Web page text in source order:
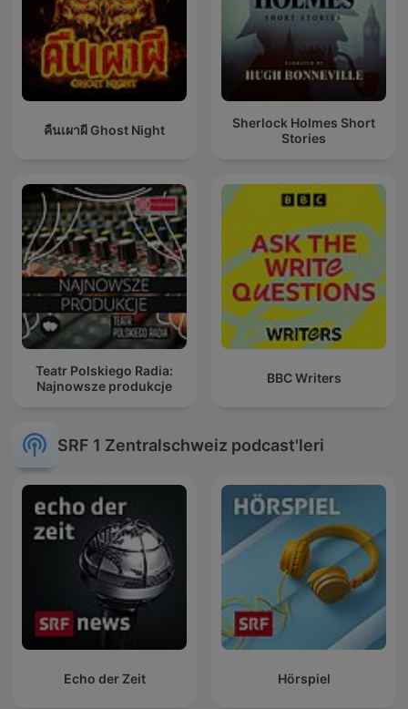
คืนเผาผี Ghost Night
Sherlock Holmes Short
Stories
Teatr Polskiego Radia:
Najnowsze produkcje
BBC Writers
SRF 1 Zentralschweiz podcast'leri
Echo der Zeit Hörspiel